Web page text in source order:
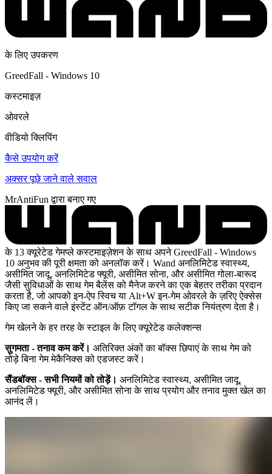
के लिए उपकरण
GreedFall - Windows 10
कस्टमाइज़
ओवरले
वीडियो क्लिपिंग
कैसे उपयोग करें
अक्सर पूछे जाने वाले सवाल
MrAntiFun द्वारा बनाए गए
के 13 क्यूरेटेड गेमप्ले कस्टमाइज़ेशन के साथ अपने GreedFall - Windows
10 अनुभव की पूरी क्षमता को अनलॉक करें। Wand अनलिमिटेड स्वास्थ्य,
असीमित जादू, अनलिमिटेड फ्यूरी, असीमित सोना, और असीमित गोला-बारूद
जैसी सुविधाओं के साथ गेम बैलेंस को मैनेज करने का एक बेहतर तरीका प्रदान
करता है, जो आपको इन-ऐप स्विच या Alt+W इन-गेम ओवरले के ज़रिए ऐक्सेस
किए जा सकने वाले इंस्टेंट ऑन/ऑफ़ टॉगल के साथ सटीक नियंत्रण देता है।
गेम खेलने के हर तरह के स्टाइल के लिए क्यूरेटेड कलेक्शन्स
सुगमता - तनाव कम करें। अतिरिक्त अंकों का बॉक्स छिपाएं के साथ गेम को
तोड़े बिना गेम मेकैनिक्स को एडजस्ट करें।
सैंडबॉक्स - सभी नियमों को तोड़ें। अनलिमिटेड स्वास्थ्य, असीमित जादू,
अनलिमिटेड फ्यूरी, और असीमित सोना के साथ प्रयोग और तनाव मुक्त खेल का
आनंद लें।